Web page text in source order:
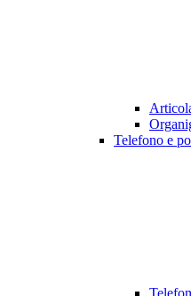
Telefono e